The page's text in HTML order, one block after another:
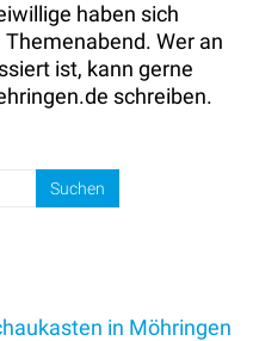
haben sich
Wer an
ist, kann gerne
schreiben.
in Möhringen